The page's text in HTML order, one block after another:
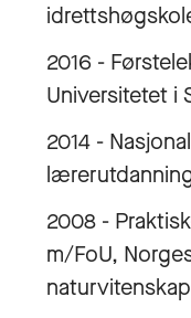
2016 -
Universitetet i
2014 -
2008 -
m/FoU,